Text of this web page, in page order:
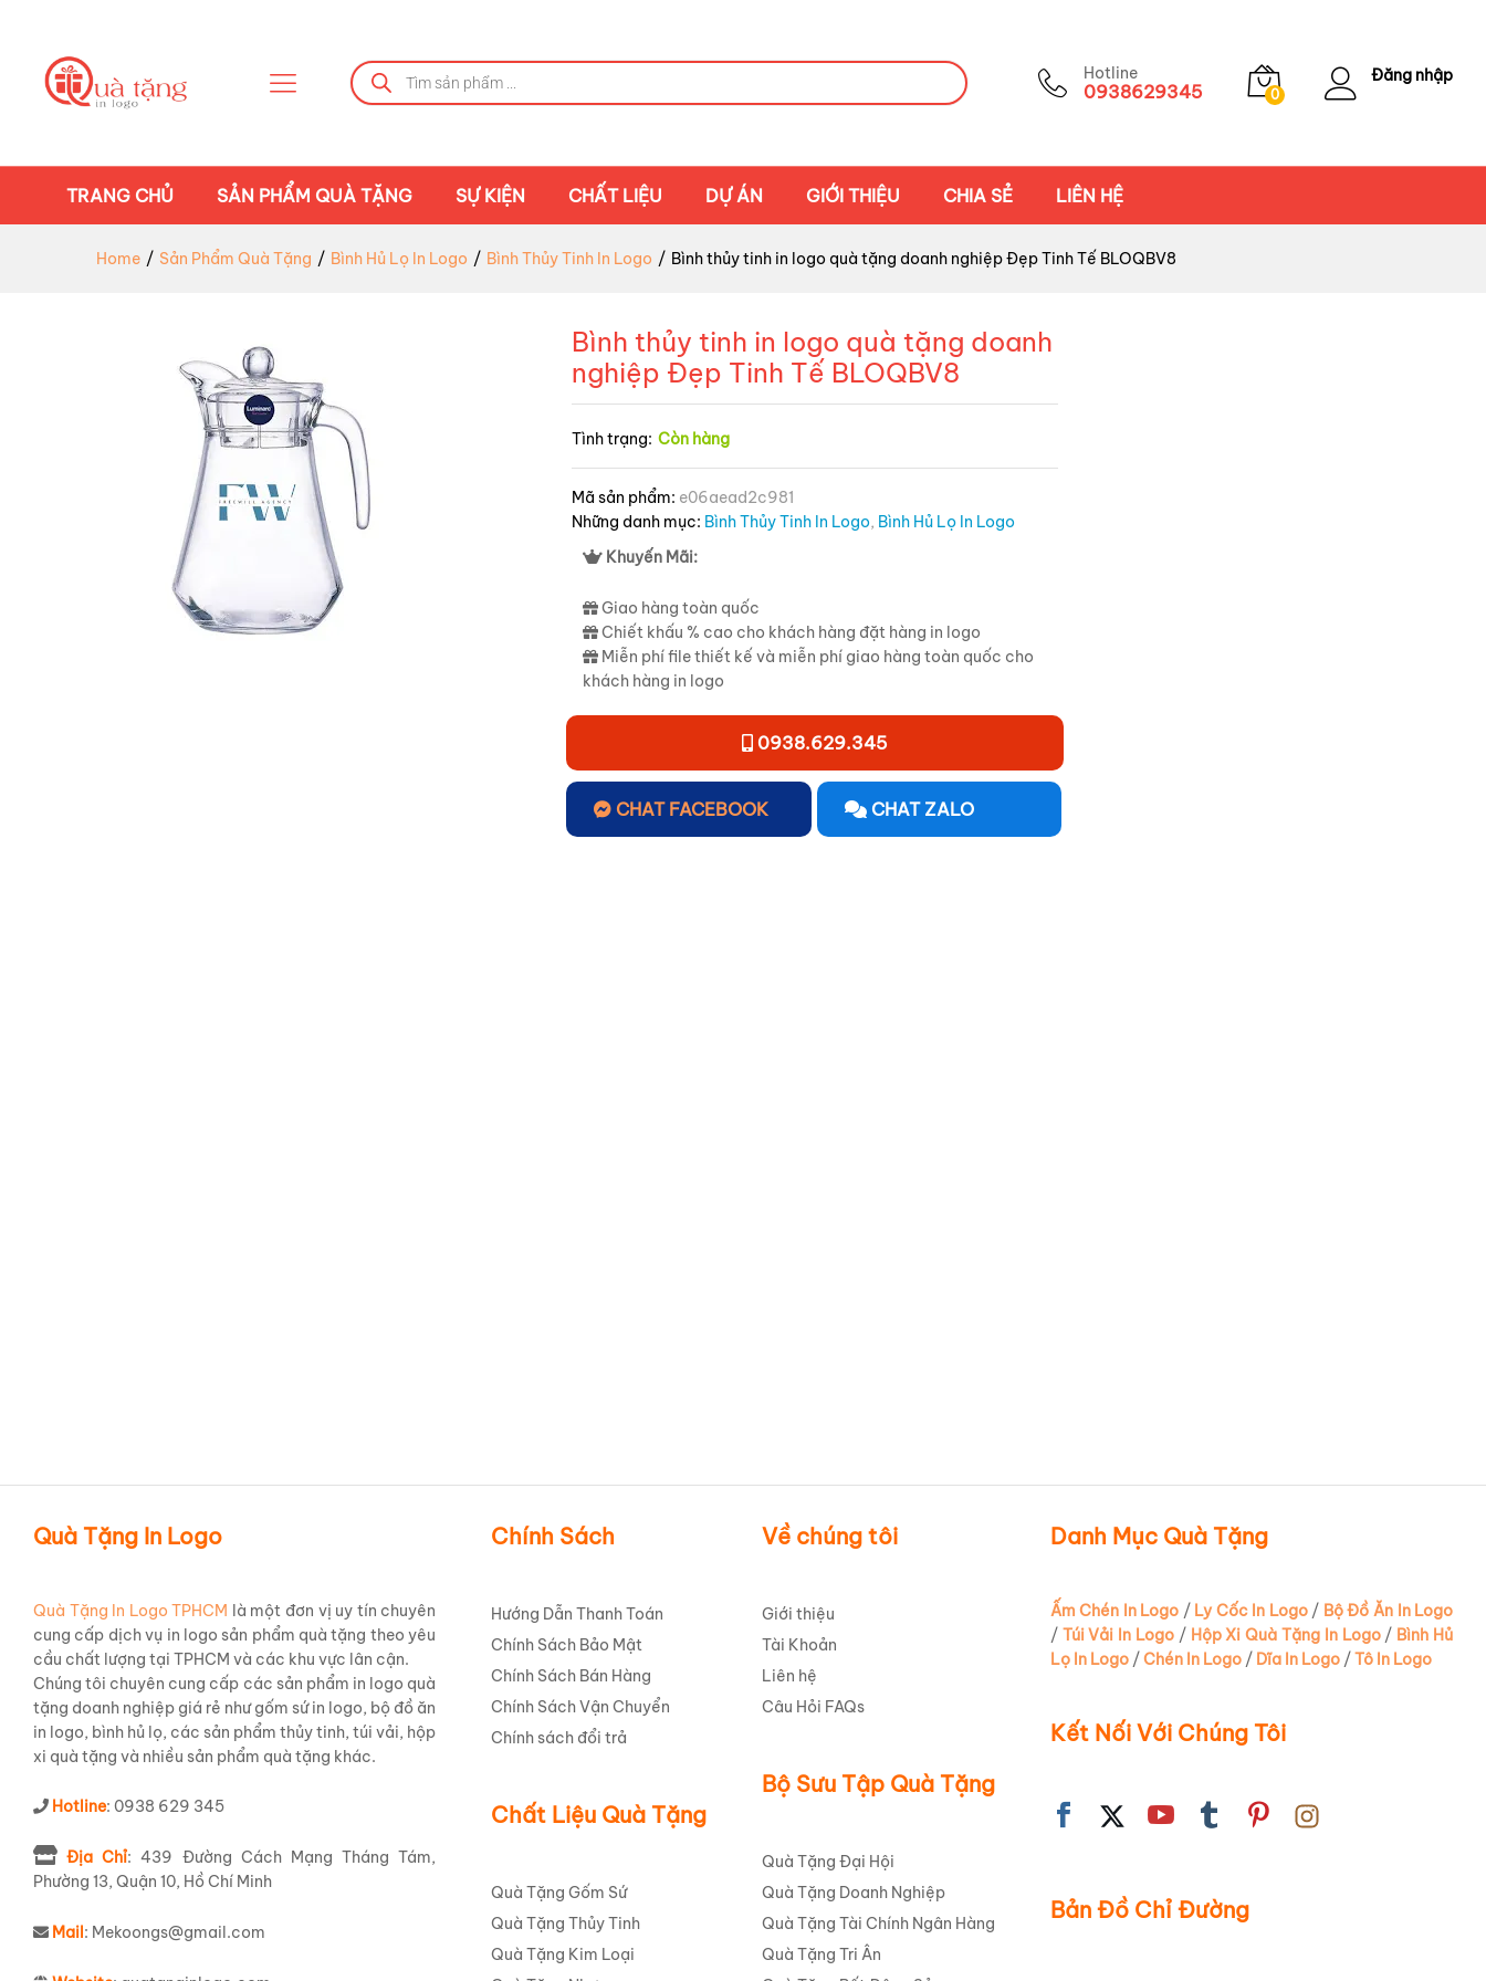
Hotline
0938629345 0
Đăng nhập
TRANG CHỦ SẢN PHẨM QUÀ TẶNG SỰ KIỆN CHẤT LIỆU DỰ ÁN GIỚI THIỆU CHIA SẺ LIÊN HỆ
Home / Sản Phẩm Quà Tặng / Bình Hủ Lọ In Logo / Bình Thủy Tinh In Logo / Bình thủy tinh in logo quà tặng doanh nghiệp Đẹp Tinh Tế BLOQBV8
Bình thủy tinh in logo quà tặng doanh
nghiệp Đẹp Tinh Tế BLOQBV8
Tình trạng: Còn hàng
Mã sản phẩm: e06aead2c981
Những danh mục: Bình Thủy Tinh In Logo, Bình Hủ Lọ In Logo
Khuyến Mãi:
Giao hàng toàn quốc
Chiết khấu % cao cho khách hàng đặt hàng in logo
Miễn phí file thiết kế và miễn phí giao hàng toàn quốc cho
khách hàng in logo
0938.629.345
CHAT FACEBOOK CHAT ZALO
Quà Tặng In Logo
Quà Tặng In Logo TPHCM là một đơn vị uy tín chuyên
cung cấp dịch vụ in logo sản phẩm quà tặng theo yêu
cầu chất lượng tại TPHCM và các khu vực lân cận.
Chúng tôi chuyên cung cấp các sản phẩm in logo quà
tặng doanh nghiệp giá rẻ như gốm sứ in logo, bộ đồ ăn
in logo, bình hủ lọ, các sản phẩm thủy tinh, túi vải, hộp
xi quà tặng và nhiều sản phẩm quà tặng khác.
Hotline: 0938 629 345
Địa Chỉ: 439 Đường Cách Mạng Tháng Tám,
Phường 13, Quận 10, Hồ Chí Minh
Mail: Mekoongs@gmail.com
Chính Sách
Hướng Dẫn Thanh Toán
Chính Sách Bảo Mật
Chính Sách Bán Hàng
Chính Sách Vận Chuyển
Chính sách đổi trả
Chất Liệu Quà Tặng
Quà Tặng Gốm Sứ
Quà Tặng Thủy Tinh
Quà Tặng Kim Loại
Về chúng tôi
Giới thiệu
Tài Khoản
Liên hệ
Câu Hỏi FAQs
Bộ Sưu Tập Quà Tặng
Quà Tặng Đại Hội
Quà Tặng Doanh Nghiệp
Quà Tặng Tài Chính Ngân Hàng
Quà Tặng Tri Ân
Danh Mục Quà Tặng
Ấm Chén In Logo / Ly Cốc In Logo/ Bộ Đồ Ăn In Logo
/ Túi Vải In Logo / Hộp Xi Quà Tặng In Logo/ Bình Hủ
Lọ In Logo/Chén In Logo/ Dĩa In Logo/Tô In Logo
Kết Nối Với Chúng Tôi
Bản Đồ Chỉ Đường